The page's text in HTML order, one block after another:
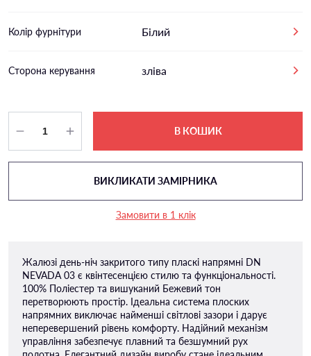
Колір фурнітури Білий
Сторона керування зліва
В КОШИК
ВИКЛИКАТИ ЗАМІРНИКА
Замовити в 1 клік
Жалюзі день-ніч закритого типу пласкі напрямні DN
NEVADA 03 є квінтесенцією стилю та функціональності.
100% Поліестер та вишуканий Бежевий тон
перетворюють простір. Ідеальна система плоских
напрямних виключає найменші світлові зазори і дарує
неперевершений рівень комфорту. Надійний механізм
управління забезпечує плавний та безшумний рух